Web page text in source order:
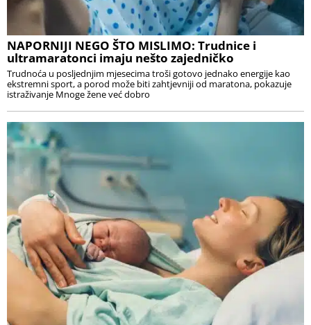
NAPORNIJI NEGO ŠTO MISLIMO: Trudnice i
ultramaratonci imaju nešto zajedničko
Trudnoća u posljednjim mjesecima troši gotovo jednako energije kao
ekstremni sport, a porod može biti zahtjevniji od maratona, pokazuje
istraživanje Mnoge žene već dobro